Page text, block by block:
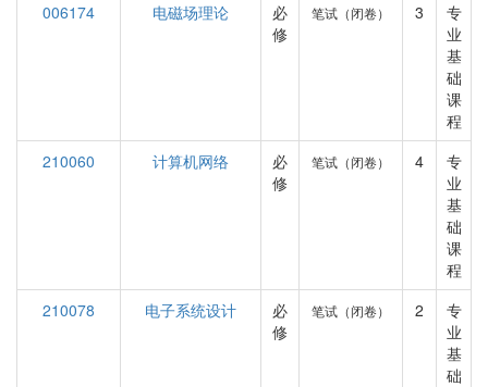
006174
电磁场理论
必
修
笔试（闭卷） 3
专
业
基
础
课
程
210060
计算机网络
必
修
笔试（闭卷） 4
专
业
基
础
课
程
210078
电子系统设计
必
修
笔试（闭卷） 2
专
业
基
础